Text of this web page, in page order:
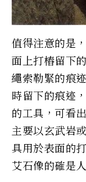
值得注意的是
面上打樁留下
繩索勒緊的痕
時留下的痕迹
的工具，可看
主要以玄武岩
具用於表面的
艾石像的確是